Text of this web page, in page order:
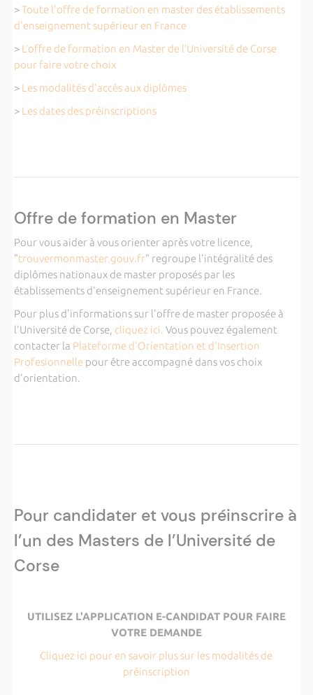
>Toute l'offre de formation en master des établissements
d'enseignement supérieur en France
> L’offre de formation en Master de l’Université de Corse
pour faire votre choix
> Les modalités d'accès aux diplômes
> Les dates des préinscriptions
Offre de formation en Master
Pour vous aider à vous orienter après votre licence,
"trouvermonmaster.gouv.fr" regroupe l'intégralité des
diplômes nationaux de master proposés par les
établissements d'enseignement supérieur en France.
Pour plus d'informations sur l'offre de master proposée à
l'Université de Corse, cliquez ici. Vous pouvez également
contacter la Plateforme d'Orientation et d'Insertion
Profesionnellepour être accompagné dans vos choix
d'orientation.
Pour candidater et vous préinscrire à
l’un des Masters de l’Université de
Corse
UTILISEZ L'APPLICATION E-CANDIDAT POUR FAIRE
VOTRE DEMANDE
Cliquez ici pour en savoir plus sur les modalités de
préinscription